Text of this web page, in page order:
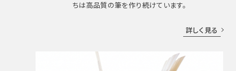
ちは高品質の筆を作り続けています。
詳しく見る